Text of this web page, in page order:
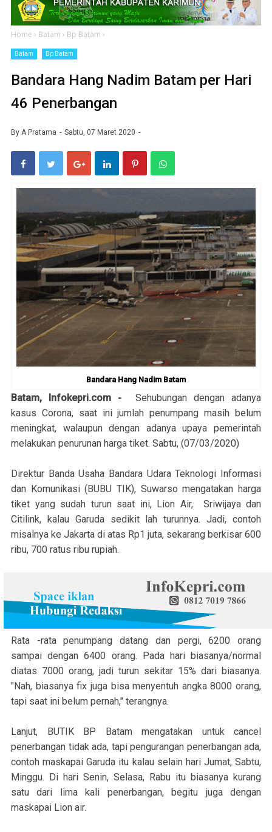
Home › Batam › Bp Batam ›
Batam Bp Batam
Bandara Hang Nadim Batam per Hari
46 Penerbangan
By A Pratama Sabtu, 07 Maret 2020
Bandara Hang Nadim Batam
Batam, Infokepri.com - Sehubungan dengan adanya
kasus Corona, saat ini jumlah penumpang masih belum
meningkat, walaupun dengan adanya upaya pemerintah
melakukan penurunan harga tiket. Sabtu, (07/03/2020)
Direktur Banda Usaha Bandara Udara Teknologi Informasi
dan Komunikasi (BUBU TIK), Suwarso mengatakan harga
tiket yang sudah turun saat ini, Lion Air, Sriwijaya dan
Citilink, kalau Garuda sedikit lah turunnya. Jadi, contoh
misalnya ke Jakarta di atas Rp1 juta, sekarang berkisar 600
ribu, 700 ratus ribu rupiah.
Rata -rata penumpang datang dan pergi, 6200 orang
sampai dengan 6400 orang. Pada hari biasanya/normal
diatas 7000 orang, jadi turun sekitar 15% dari biasanya.
"Nah, biasanya fix juga bisa menyentuh angka 8000 orang,
tapi saat ini belum pernah," terangnya.
Lanjut, BUTIK BP Batam mengatakan untuk cancel
penerbangan tidak ada, tapi pengurangan penerbangan ada,
contoh maskapai Garuda itu kalau selain hari Jumat, Sabtu,
Minggu. Di hari Senin, Selasa, Rabu itu biasanya kurang
satu dari lima kali penerbangan, begitu juga dengan
maskapai Lion air.